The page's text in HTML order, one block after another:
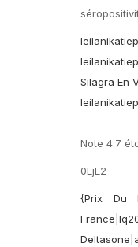
Silagra En
Note 4.7
0EjE2
{Prix Du